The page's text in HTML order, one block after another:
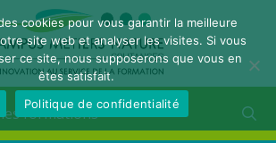
formations
cookies pour vous garantir la meilleure
site web et analyser les visites. Si vous
ce site, nous supposerons que vous en
êtes satisfait.
Politique de confidentialité